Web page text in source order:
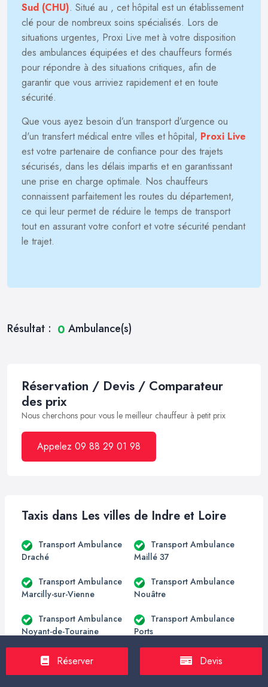
Sud (CHU). Situé au , cet hôpital est un établissement
clé pour de nombreux soins spécialisés. Lors de
situations urgentes, Proxi Live met à votre disposition
des ambulances équipées et des chauffeurs formés
pour répondre à des situations critiques, afin de
garantir que vous arriviez rapidement et en toute
sécurité.
Que vous ayez besoin d’un transport d’urgence ou
d'un transfert médical entre villes et hôpital, Proxi Live
est votre partenaire de confiance pour des trajets
sécurisés, dans les délais impartis et en garantissant
une prise en charge optimale. Nos chauffeurs
connaissent parfaitement les routes du département,
ce qui leur permet de réduire le temps de transport
tout en assurant votre confort et votre sécurité pendant
le trajet.
Résultat : 0 Ambulance(s)
Réservation / Devis / Comparateur
des prix
Nous cherchons pour vous le meilleur chauffeur à petit prix
Appelez 09 88 29 01 98
Taxis dans Les villes de Indre et Loire
Transport Ambulance
Draché
Transport Ambulance
Maillé 37
Transport Ambulance
Marcilly-sur-Vienne
Transport Ambulance
Nouâtre
Transport Ambulance
Noyant-de-Touraine
Transport Ambulance
Ports
Transport Ambulance
Pouzay
Transport Ambulance
Réserver Devis